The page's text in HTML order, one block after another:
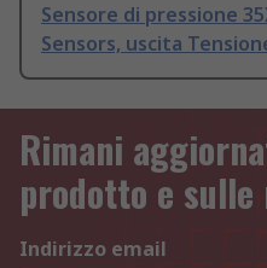
Sensore di pressione
Sensors, uscita
Rimani
prodotto e
Indirizzo email